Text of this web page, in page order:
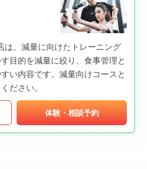
は、減量に向けたトレーニング
目的を減量に絞り、食事管理と
い内容です。減量向けコースと
ださい。
体験・相談予約